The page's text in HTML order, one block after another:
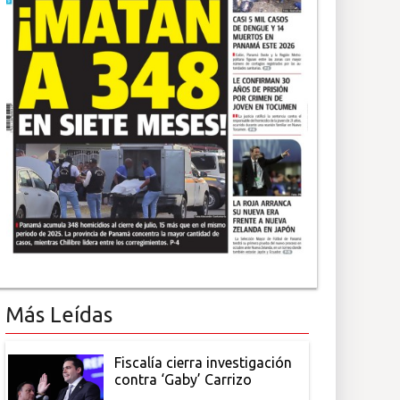
Más Leídas
Fiscalía cierra investigación
contra ‘Gaby’ Carrizo